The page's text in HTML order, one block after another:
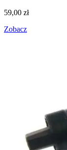
59,00 zł
Zobacz